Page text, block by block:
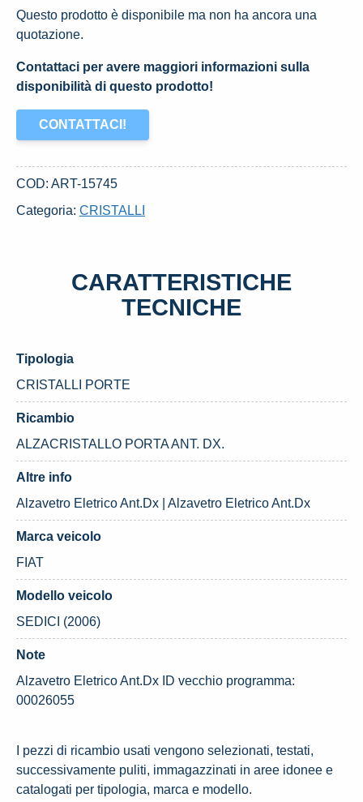
Questo prodotto è disponibile ma non ha ancora una
quotazione.
Contattaci per avere maggiori informazioni sulla
disponibilità di questo prodotto!
CONTATTACI!
COD: ART-15745
Categoria: CRISTALLI
CARATTERISTICHE
TECNICHE
Tipologia
CRISTALLI PORTE
Ricambio
ALZACRISTALLO PORTA ANT. DX.
Altre info
Alzavetro Eletrico Ant.Dx | Alzavetro Eletrico Ant.Dx
Marca veicolo
FIAT
Modello veicolo
SEDICI (2006)
Note
Alzavetro Eletrico Ant.Dx ID vecchio programma:
00026055
I pezzi di ricambio usati vengono selezionati, testati,
successivamente puliti, immagazzinati in aree idonee e
catalogati per tipologia, marca e modello.